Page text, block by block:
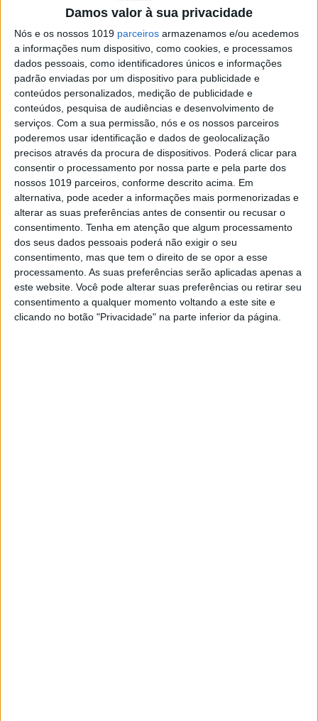
Damos valor à sua privacidade
Nós e os nossos 1019 parceiros armazenamos e/ou acedemos
a informações num dispositivo, como cookies, e processamos
dados pessoais, como identificadores únicos e informações
padrão enviadas por um dispositivo para publicidade e
conteúdos personalizados, medição de publicidade e
conteúdos, pesquisa de audiências e desenvolvimento de
serviços. Com a sua permissão, nós e os nossos parceiros
poderemos usar identificação e dados de geolocalização
precisos através da procura de dispositivos. Poderá clicar para
consentir o processamento por nossa parte e pela parte dos
nossos 1019 parceiros, conforme descrito acima. Em
alternativa, pode aceder a informações mais pormenorizadas e
alterar as suas preferências antes de consentir ou recusar o
consentimento. Tenha em atenção que algum processamento
dos seus dados pessoais poderá não exigir o seu
consentimento, mas que tem o direito de se opor a esse
processamento. As suas preferências serão aplicadas apenas a
este website. Você pode alterar suas preferências ou retirar seu
consentimento a qualquer momento voltando a este site e
clicando no botão "Privacidade" na parte inferior da página.
MAIS NA VISÃO
OPINIÃO
O país que fotografamos nas férias
e esquecemos no resto do ano